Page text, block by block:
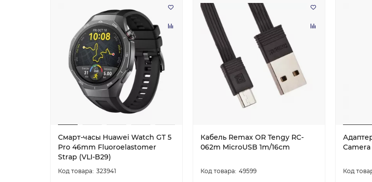
Смарт-часы Huawei Watch GT 5
Pro 46mm Fluoroelastomer
Strap (VLI-B29)
323941
Кабель Remax OR Tengy RC-
062m MicroUSB 1m/16cm
49599